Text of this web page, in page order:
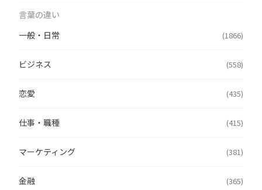
言葉の違い
一般・日常
(1866)
ビジネス (558)
恋愛 (435)
仕事・職種 (415)
マーケティング (381)
金融 (365)